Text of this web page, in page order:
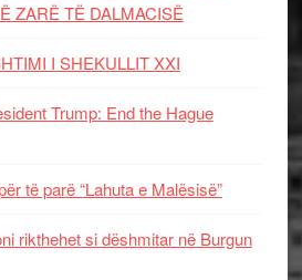
ZARË TË DALMACISË
I SHEKULLIT XXI
Trump: End the Hague
të parë “Lahuta e Malësisë”
rikthehet si dëshmitar në Burgun